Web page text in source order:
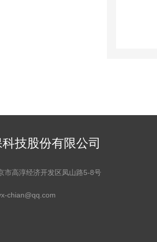
技股份有限公司
市高淳经济开发区凤山路5-8号
chian@qq.com